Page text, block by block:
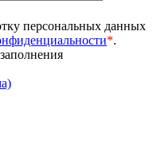
персональных данных
*.